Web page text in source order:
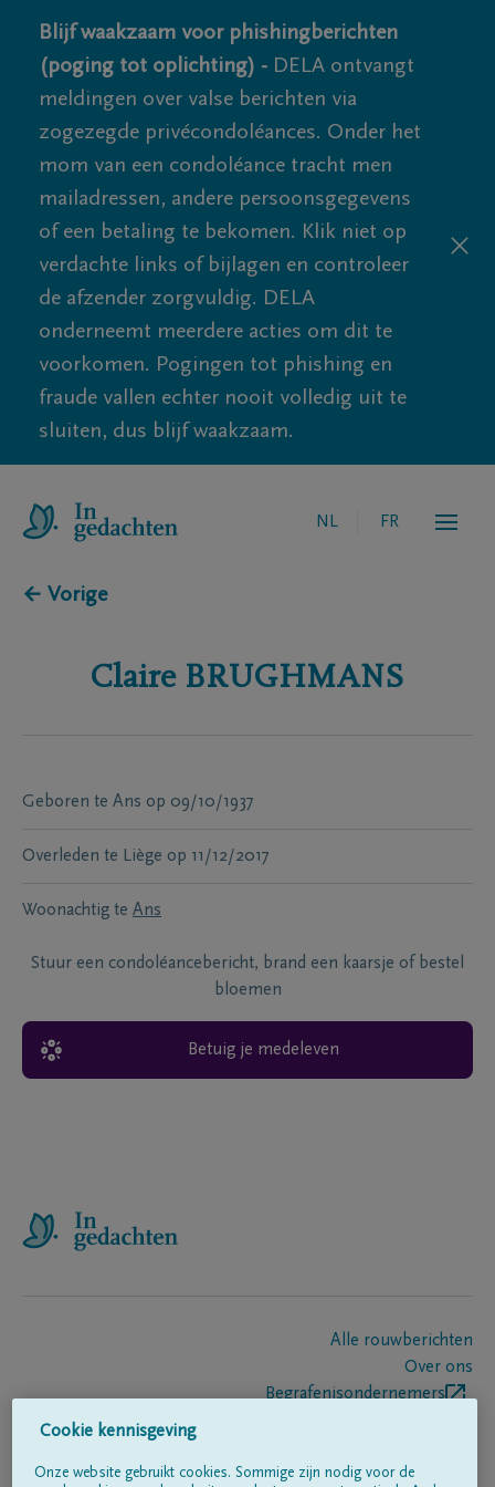
Blijf waakzaam voor phishingberichten
(poging tot oplichting) - DELA ontvangt
meldingen over valse berichten via
zogezegde privécondoléances. Onder het
mom van een condoléance tracht men
mailadressen, andere persoonsgegevens
of een betaling te bekomen. Klik niet op
verdachte links of bijlagen en controleer
de afzender zorgvuldig. DELA
onderneemt meerdere acties om dit te
voorkomen. Pogingen tot phishing en
fraude vallen echter nooit volledig uit te
sluiten, dus blijf waakzaam.
NL FR
← Vorige
Claire BRUGHMANS
Geboren te Ans op 09/10/1937
Overleden te Liège op 11/12/2017
Woonachtig te Ans
Stuur een condoléancebericht, brand een kaarsje of bestel
bloemen
Betuig je medeleven
Alle rouwberichten
Over ons
Begrafenisondernemers
Cookie kennisgeving
Onze website gebruikt cookies. Sommige zijn nodig voor de